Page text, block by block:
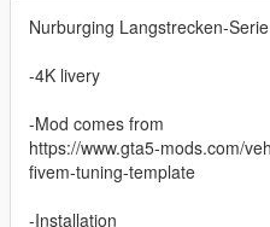
Nurburging Langstrecken-
-4K livery
-Mod comes from
https://www.gta5-mods.com/
fivem-tuning-template
-Installation